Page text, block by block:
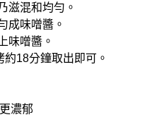
滋混和均勻。
成味噌醬。
味噌醬。
18分鐘取出即可。
濃郁